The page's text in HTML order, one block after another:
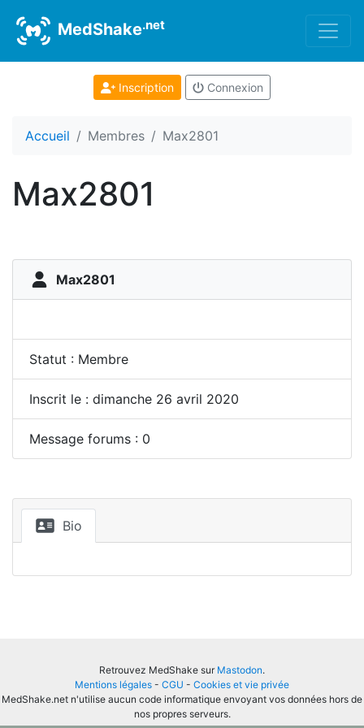
MedShake.net
Inscription Connexion
Accueil Membres Max2801
Max2801
Max2801
Statut : Membre
Inscrit le : dimanche 26 avril 2020
Message forums : 0
Bio
Retrouvez MedShake sur Mastodon.
Mentions légales - CGU - Cookies et vie privée
MedShake.net n'utilise aucun code informatique envoyant vos données hors de
nos propres serveurs.